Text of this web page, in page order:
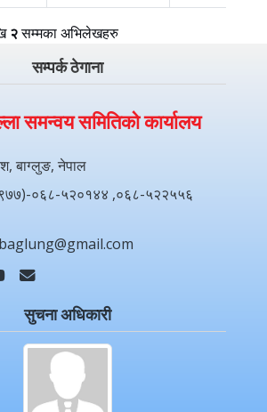
२सम्मका अभिलेखहरु
सम्पर्क ठेगाना
समन्वय समितिको कार्यालय
बाग्लुङ, नेपाल
०६८-५२०१४४ ,०६८-५२२५५६
सुचना अधिकारी